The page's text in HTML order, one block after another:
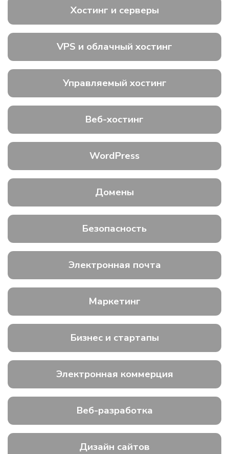
Хостинг и серверы
VPS и облачный хостинг
Управляемый хостинг
Веб-хостинг
WordPress
Домены
Безопасность
Электронная почта
Маркетинг
Бизнес и стартапы
Электронная коммерция
Веб-разработка
Дизайн сайтов